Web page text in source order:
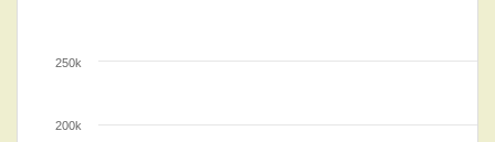
200k
250k